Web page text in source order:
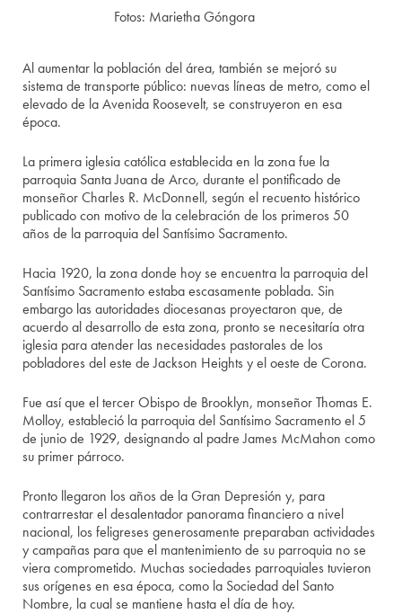
Fotos: Marietha Góngora
Al aumentar la población del área, también se mejoró su
sistema de transporte público: nuevas líneas de metro, como el
elevado de la Avenida Roosevelt, se construyeron en esa
época.
La primera iglesia católica establecida en la zona fue la
parroquia Santa Juana de Arco, durante el pontificado de
monseñor Charles R. McDonnell, según el recuento histórico
publicado con motivo de la celebración de los primeros 50
años de la parroquia del Santísimo Sacramento.
Hacia 1920, la zona donde hoy se encuentra la parroquia del
Santísimo Sacramento estaba escasamente poblada. Sin
embargo las autoridades diocesanas proyectaron que, de
acuerdo al desarrollo de esta zona, pronto se necesitaría otra
iglesia para atender las necesidades pastorales de los
pobladores del este de Jackson Heights y el oeste de Corona.
Fue así que el tercer Obispo de Brooklyn, monseñor Thomas E.
Molloy, estableció la parroquia del Santísimo Sacramento el 5
de junio de 1929, designando al padre James McMahon como
su primer párroco.
Pronto llegaron los años de la Gran Depresión y, para
contrarrestar el desalentador panorama financiero a nivel
nacional, los feligreses generosamente preparaban actividades
y campañas para que el mantenimiento de su parroquia no se
viera comprometido. Muchas sociedades parroquiales tuvieron
sus orígenes en esa época, como la Sociedad del Santo
Nombre, la cual se mantiene hasta el día de hoy.